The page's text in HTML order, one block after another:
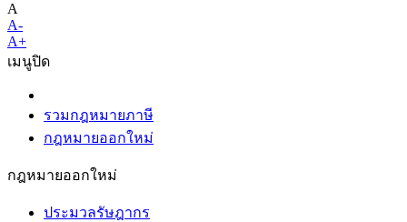
A
A-
A+
เมนูปิด
รวมกฎหมายภาษี
กฎหมายออกใหม่
กฎหมายออกใหม่
ประมวลรัษฎากร